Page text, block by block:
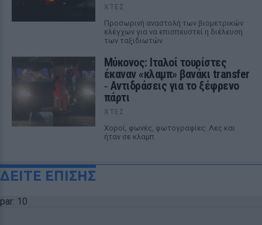
ΧΤΕΣ
Προσωρινή αναστολή των βιομετρικών
ελέγχων για να επισπευστεί η διέλευση
των ταξιδιωτών
Μύκονος: Ιταλοί τουρίστες
έκαναν «κλαμπ» βανάκι transfer
‑ Αντιδράσεις για το ξέφρενο
πάρτι
ΧΤΕΣ
Χοροί, φωνές, φωτογραφίες: Λες και
ήταν σε κλαμπ
ΔΕΙΤΕ ΕΠΙΣΗΣ
par: 10